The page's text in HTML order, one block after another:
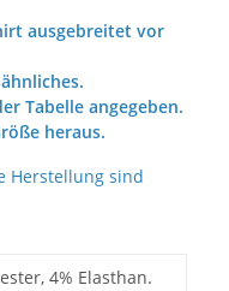
ausgebreitet vor
Tabelle angegeben.
heraus.
Herstellung sind
4% Elasthan.